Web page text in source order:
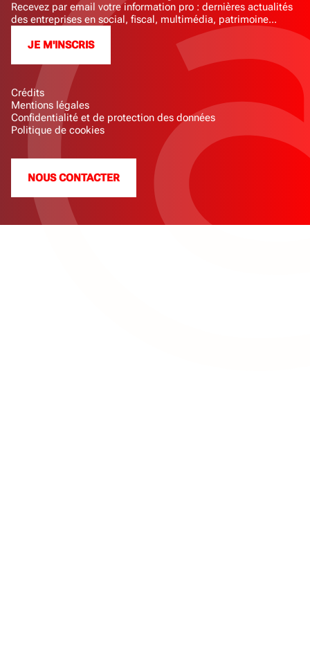
Crédits
Mentions légales
Confidentialité et de protection des données
Politique de cookies
NOUS CONTACTER
Recevez par email votre information pro : dernières actualités
des entreprises en social, fiscal, multimédia, patrimoine...
JE M'INSCRIS